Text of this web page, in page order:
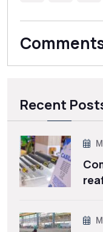
Recent